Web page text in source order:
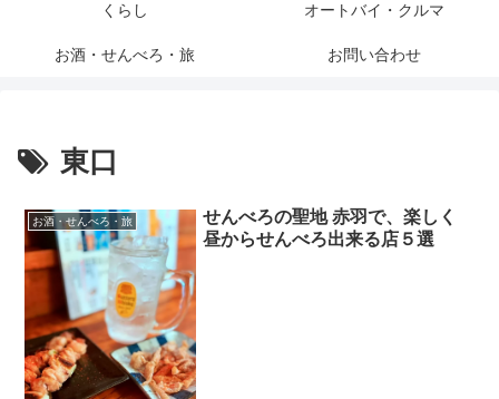
くらし オートバイ・クルマ
お酒・せんべろ・旅 お問い合わせ
東口
お酒・せんべろ・旅
せんべろの聖地 赤羽で、楽しく
昼からせんべろ出来る店５選